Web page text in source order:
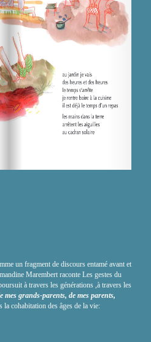
un fragment de discours entamé avant et
Marembert raconte Les gestes du
à travers les générations ,à travers les
mes grands-parents, de mes parents,
la cohabitation des âges de la vie: